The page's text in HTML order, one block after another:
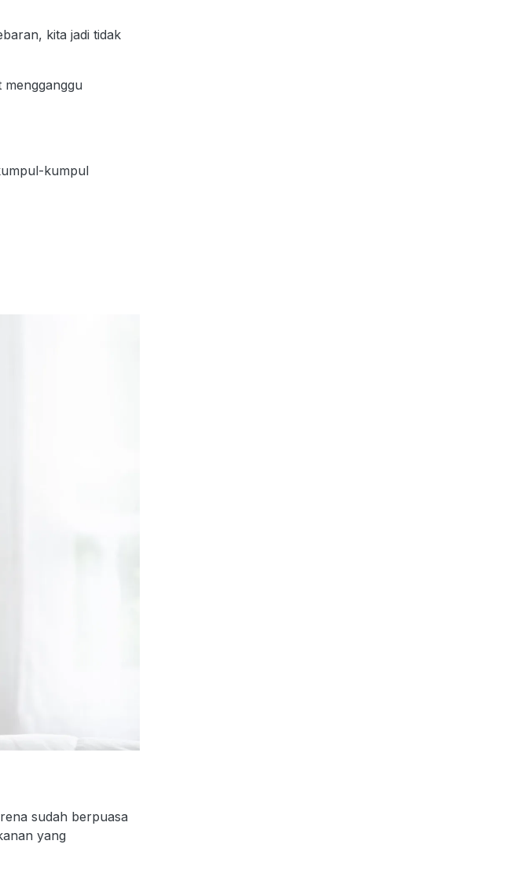
kita jadi tidak
kumpul
sudah berpuasa
yang